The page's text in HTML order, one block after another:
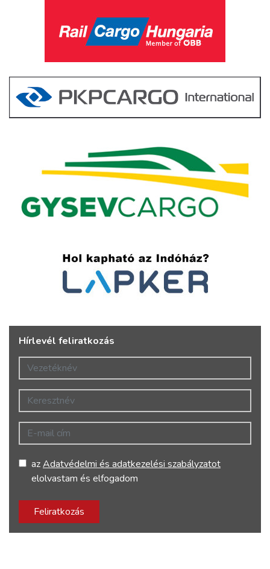
Hírlevél feliratkozás
Vezetéknév
Keresztnév
E-mail cím
azAdatvédelmi és adatkezelési szabályzatot
elolvastam és elfogadom
Feliratkozás